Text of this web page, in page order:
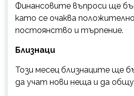
Финансовите въпроси ще
като се очаква
постоянство и търпение.
Близнаци
Този месец близнаците ще
да учат нови неща и да